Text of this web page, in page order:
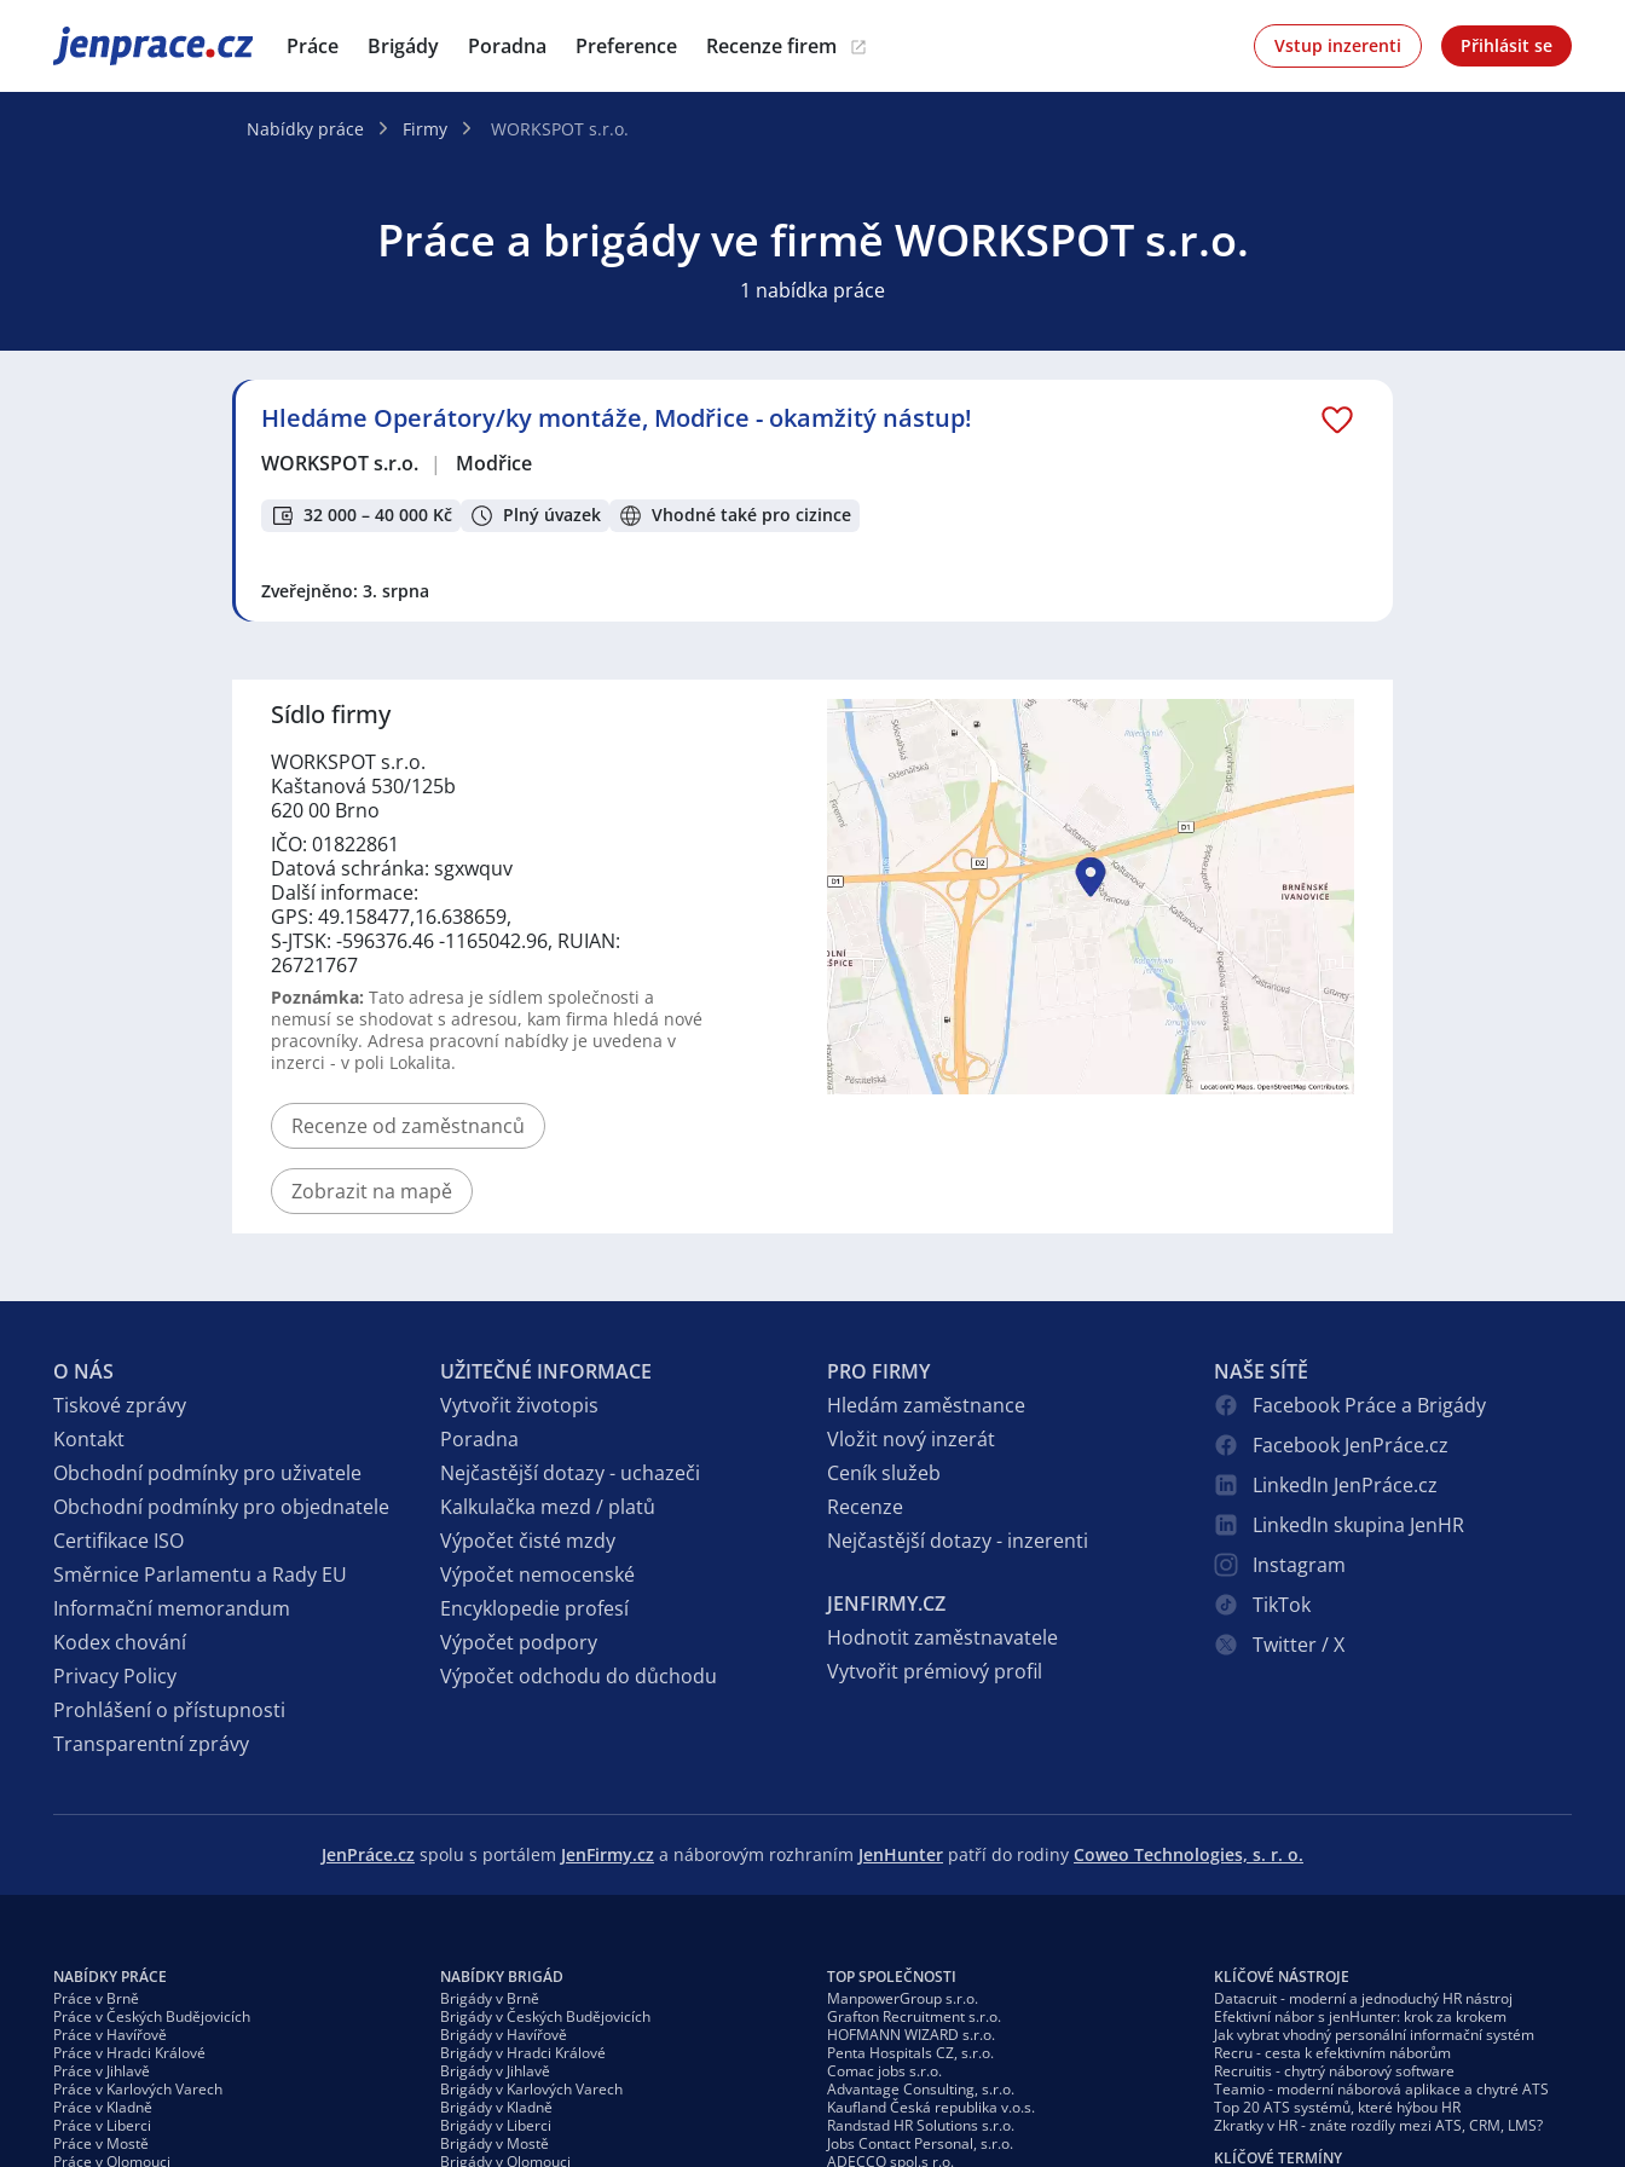
JenPráce.cz Práce Brigády Poradna Preference Recenze firem Vstup inzerenti Přihlásit se
Nabídky práce Firmy WORKSPOT s.r.o.
Práce a brigády ve firmě WORKSPOT s.r.o.
1 nabídka práce
Hledáme Operátory/ky montáže, Modřice - okamžitý nástup!
WORKSPOT s.r.o. | Modřice
32 000 – 40 000 Kč Plný úvazek Vhodné také pro cizince
Zveřejněno: 3. srpna
Sídlo firmy
WORKSPOT s.r.o.
Kaštanová 530/125b
620 00 Brno
IČO: 01822861
Datová schránka: sgxwquv
Další informace:
GPS: 49.158477,16.638659,
S-JTSK: -596376.46 -1165042.96, RUIAN:
26721767
Poznámka: Tato adresa je sídlem společnosti a
nemusí se shodovat s adresou, kam firma hledá nové
pracovníky. Adresa pracovní nabídky je uvedena v
inzerci - v poli Lokalita.
Recenze od zaměstnanců
Zobrazit na mapě
O NÁS
Tiskové zprávy
Kontakt
Obchodní podmínky pro uživatele
Obchodní podmínky pro objednatele
Certifikace ISO
Směrnice Parlamentu a Rady EU
Informační memorandum
Kodex chování
Privacy Policy
Prohlášení o přístupnosti
Transparentní zprávy
UŽITEČNÉ INFORMACE
Vytvořit životopis
Poradna
Nejčastější dotazy - uchazeči
Kalkulačka mezd / platů
Výpočet čisté mzdy
Výpočet nemocenské
Encyklopedie profesí
Výpočet podpory
Výpočet odchodu do důchodu
PRO FIRMY
Hledám zaměstnance
Vložit nový inzerát
Ceník služeb
Recenze
Nejčastější dotazy - inzerenti
JENFIRMY.CZ
Hodnotit zaměstnavatele
Vytvořit prémiový profil
NAŠE SÍTĚ
Facebook Práce a Brigády
Facebook JenPráce.cz
LinkedIn JenPráce.cz
LinkedIn skupina JenHR
Instagram
TikTok
Twitter / X
JenPráce.cz spolu s portálem JenFirmy.cz a náborovým rozhraním JenHunter patří do rodiny Coweo Technologies, s. r. o.
NABÍDKY PRÁCE
Práce v Brně
Práce v Českých Budějovicích
Práce v Havířově
Práce v Hradci Králové
Práce v Jihlavě
Práce v Karlových Varech
Práce v Kladně
Práce v Liberci
Práce v Mostě
Práce v Olomouci
NABÍDKY BRIGÁD
Brigády v Brně
Brigády v Českých Budějovicích
Brigády v Havířově
Brigády v Hradci Králové
Brigády v Jihlavě
Brigády v Karlových Varech
Brigády v Kladně
Brigády v Liberci
Brigády v Mostě
Brigády v Olomouci
TOP SPOLEČNOSTI
ManpowerGroup s.r.o.
Grafton Recruitment s.r.o.
HOFMANN WIZARD s.r.o.
Penta Hospitals CZ, s.r.o.
Comac jobs s.r.o.
Advantage Consulting, s.r.o.
Kaufland Česká republika v.o.s.
Randstad HR Solutions s.r.o.
Jobs Contact Personal, s.r.o.
ADECCO spol.s r.o.
KLÍČOVÉ NÁSTROJE
Datacruit - moderní a jednoduchý HR nástroj
Efektivní nábor s jenHunter: krok za krokem
Jak vybrat vhodný personální informační systém
Recru - cesta k efektivním náborům
Recruitis - chytrý náborový software
Teamio - moderní náborová aplikace a chytré ATS
Top 20 ATS systémů, které hýbou HR
Zkratky v HR - znáte rozdíly mezi ATS, CRM, LMS?
KLÍČOVÉ TERMÍNY